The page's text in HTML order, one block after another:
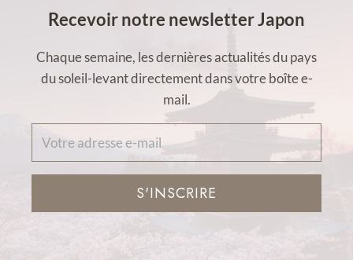
Recevoir notre newsletter Japon
Chaque semaine, les dernières actualités du pays
du soleil-levant directement dans votre boîte e-
mail.
S'INSCRIRE